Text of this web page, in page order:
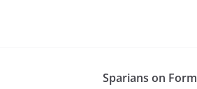
Sparians on Form